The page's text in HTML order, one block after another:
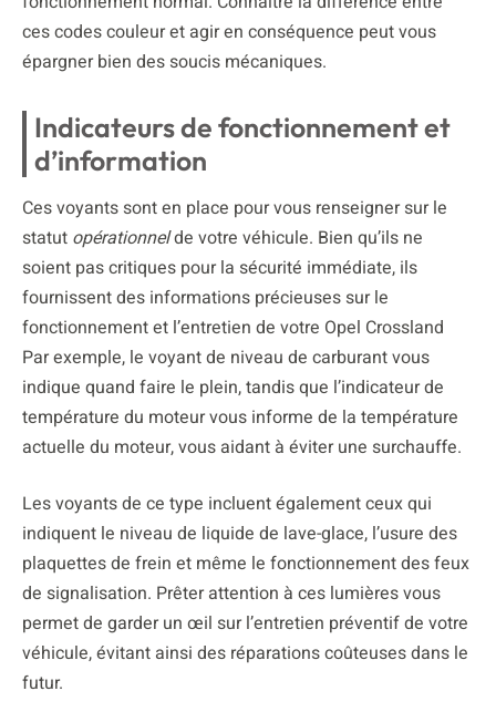
ces codes couleur et agir en conséquence peut vous
épargner bien des soucis mécaniques.
Indicateurs de fonctionnement et
d’information
Ces voyants sont en place pour vous renseigner sur le
statut opérationnelde votre véhicule. Bien qu’ils ne
soient pas critiques pour la sécurité immédiate, ils
fournissent des informations précieuses sur le
fonctionnement et l’entretien de votre Opel Crossland
Par exemple, le voyant de niveau de carburant vous
indique quand faire le plein, tandis que l’indicateur de
température du moteur vous informe de la température
actuelle du moteur, vous aidant à éviter une surchauffe.
Les voyants de ce type incluent également ceux qui
indiquent le niveau de liquide de lave-glace, l’usure des
plaquettes de frein et même le fonctionnement des feux
de signalisation. Prêter attention à ces lumières vous
permet de garder un œil sur l’entretien préventif de votre
véhicule, évitant ainsi des réparations coûteuses dans le
futur.